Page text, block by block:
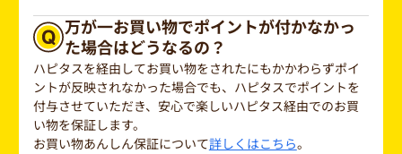
万が一お買い物でポイントが付かなかっ
た場合はどうなるの？
ハピタスを経由してお買い物をされたにもかかわらずポイ
ントが反映されなかった場合でも、ハピタスでポイントを
付与させていただき、安心で楽しいハピタス経由でのお買
い物を保証します。
お買い物あんしん保証について詳しくはこちら。